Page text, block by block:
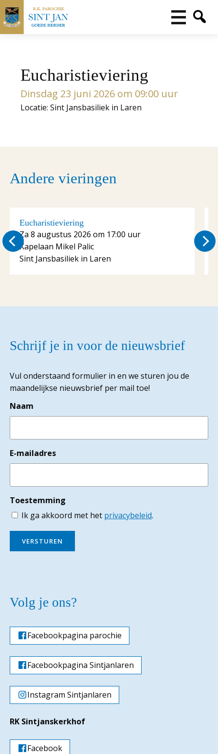
Eucharistieviering
Dinsdag 23 juni 2026 om 09:00 uur
Locatie: Sint Jansbasiliek in Laren
Andere vieringen
Eucharistieviering
Za 8 augustus 2026 om 17:00 uur
Kapelaan Mikel Palic
Sint Jansbasiliek in Laren
Schrijf je in voor de nieuwsbrief
Vul onderstaand formulier in en we sturen jou de
maandelijkse nieuwsbrief per mail toe!
Naam
E-mailadres
Toestemming
Ik ga akkoord met het privacybeleid.
VERSTUREN
Volg je ons?
Facebookpagina parochie
Facebookpagina Sintjanlaren
Instagram Sintjanlaren
RK Sintjanskerkhof
Facebook